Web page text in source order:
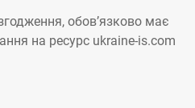
обов’язково має
на ресурс ukraine-is.com